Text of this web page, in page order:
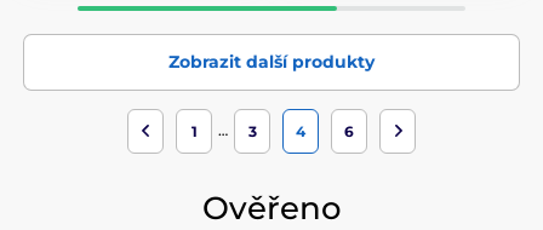
Zobrazit další produkty
1 … 3 4 6
Ověřeno